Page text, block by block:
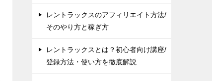
レントラックスのアフィリエイト方法/
そのやり方と稼ぎ方
レントラックスとは？初心者向け講座/
登録方法・使い方を徹底解説